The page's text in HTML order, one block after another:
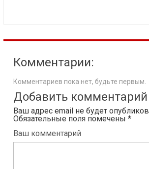
Комментарии:
Комментариев пока нет, будьте первым.
Добавить комментарий
Ваш адрес email не будет
Обязательные поля помечены *
Ваш комментарий